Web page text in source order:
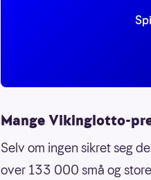
Mange Vikinglotto-
Selv om ingen sikret seg
over 133 000 små og